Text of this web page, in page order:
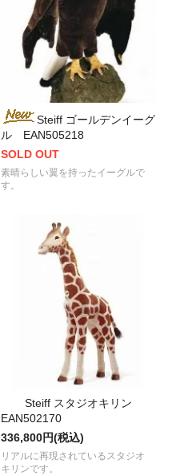
Steiff ゴールデンイーグ
ル EAN505218
SOLD OUT
素晴らしい翼を持ったイーグルで
す。
Steiff スタジオキリン
EAN502170
336,800円(税込)
リアルに再現されているスタジオ
キリンです。